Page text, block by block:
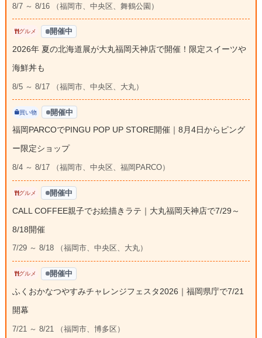
8/7 ～ 8/16 （福岡市、中央区、舞鶴公園）
グルメ 開催中
2026年 夏の北海道展が大丸福岡天神店で開催！限定スイーツや
海鮮丼も
8/5 ～ 8/17 （福岡市、中央区、大丸）
買い物 開催中
福岡PARCOでPINGU POP UP STORE開催｜8月4日からピング
ー限定ショップ
8/4 ～ 8/17 （福岡市、中央区、福岡PARCO）
グルメ 開催中
CALL COFFEE親子でお絵描きラテ｜大丸福岡天神店で7/29～
8/18開催
7/29 ～ 8/18 （福岡市、中央区、大丸）
グルメ 開催中
ふくおかなつやすみチャレンジフェスタ2026｜福岡県庁で7/21
開幕
7/21 ～ 8/21 （福岡市、博多区）